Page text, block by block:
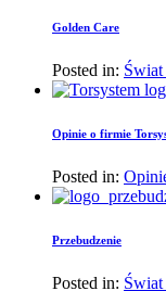
Golden Care
Posted in: Świat
Opinie o firmie
Posted in:
Przebudzenie
Posted in: Świat